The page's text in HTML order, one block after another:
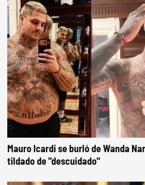
Mauro Icardi se burló de Wanda
tildado de "descuidado"